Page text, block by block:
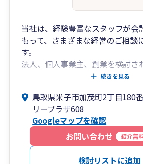
当社は、経験豊富なスタッフが会
もって、さまざまな経営のご相談
す。
法人、個人事業主、創業を検討さ
して、会計税務相談から、法人化
広くサービスを提供しています。
上記の経営相談以外に、相続申告
しています。
各種ツールを利用してリモートで
に対応していますので、お気軽に
続きを見る
鳥取県米子市加茂町2丁目180
リープラザ608
Googleマップを確認
お問い合わせ
紹介無
検討リストに追加